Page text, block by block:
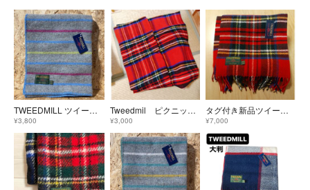
TWEEDMILL ツイードミル ウール ブランケット ストール ブルー
¥3,800
Tweedmil ピクニックマット
¥3,000
タグ付き新品ツイードミル ブランケット
¥7,000